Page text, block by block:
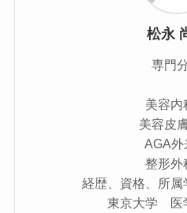
松永
専門
美容内
美容皮
AGA外
整形外
経歴、資格、所属
東京大学